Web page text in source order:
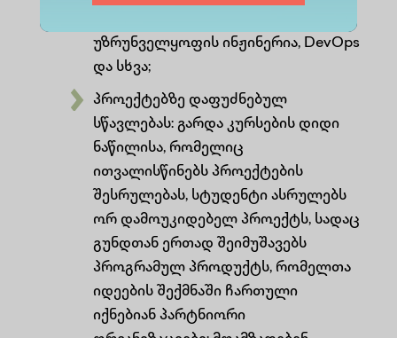
უზრუნველყოფის ინჟინერია, DevOps
და სხვა;
პროექტებზე დაფუძნებულ
სწავლებას: გარდა კურსების დიდი
ნაწილისა, რომელიც
ითვალისწინებს პროექტების
შესრულებას, სტუდენტი ასრულებს
ორ დამოუკიდებელ პროექტს, სადაც
გუნდთან ერთად შეიმუშავებს
პროგრამულ პროდუქტს, რომელთა
იდეების შექმნაში ჩართული
იქნებიან პარტნიორი